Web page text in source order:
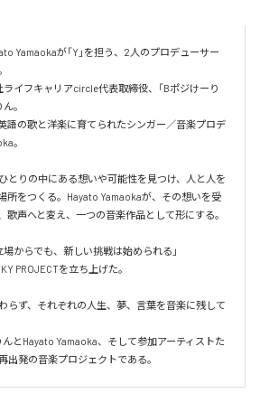
Yamaokaが「Y」を担う、2人のプロデューサー
イフキャリアcircle代表取締役、「Bポジけーり
。
語の歌と洋楽に育てられたシンガー／音楽プロデ
。
とりの中にある想いや可能性を見つけ、人と人を
所をつくる。Hayato Yamaokaが、その想いを受
歌声へと変え、一つの音楽作品として形にする。
場からでも、新しい挑戦は始められる」
PROJECTを立ち上げた。
らず、それぞれの人生、夢、言葉を音楽に残して
んとHayato Yamaoka、そして参加アーティストた
出発の音楽プロジェクトである。